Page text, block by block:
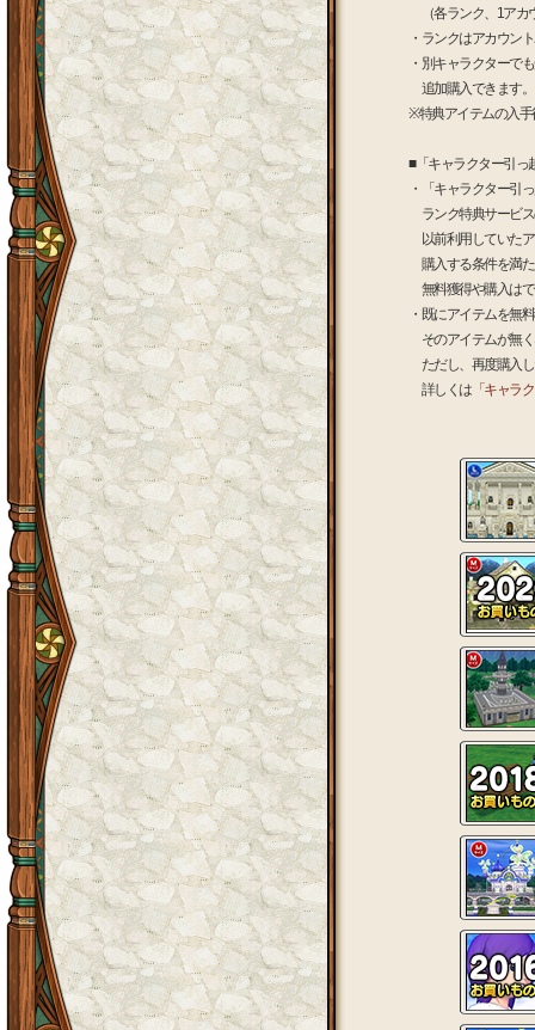
（各ランク、1アカウ
・ランクはアカウント
・別キャラクターでも
追加購入できます。
※特典アイテムの入手
■「キャラクター引っ
・「キャラクター引っ
ランク特典サービス
以前利用していたアカ
購入する条件を満たし
無料獲得や購入はで
・既にアイテムを無料
そのアイテムが無く
ただし、再度購入した
詳しくは「キャラ